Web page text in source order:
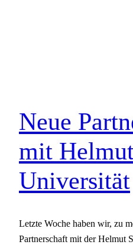
Neue
mit
Universität
Letzte Woche haben wir, zu
Partnerschaft mit der Helmut